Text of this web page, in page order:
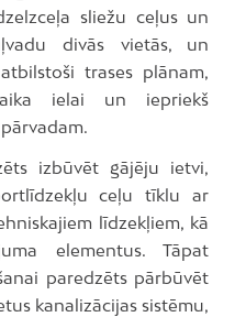
sliežu ceļus un
divās vietās, un
trases plānam,
ielai un iepriekš
izbūvēt gājēju ietvi,
ceļu tīklu ar
līdzekļiem, kā
elementus. Tāpat
paredzēts pārbūvēt
kanalizācijas sistēmu,